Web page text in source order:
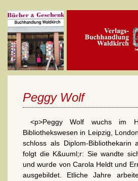
Peggy Wolf
<p>Peggy Wolf wuchs im
Bibliothekswesen in Leipzig,
schloss als Diplom-Bibliothekarin
folgt die K&uuml;r: Sie wandte
und wurde von Carola Heldt und
ausgebildet. Etliche Jahre